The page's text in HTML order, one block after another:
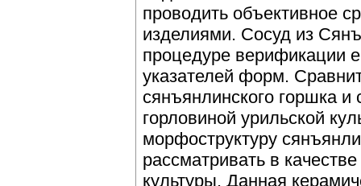
проводить объективное
изделиями. Сосуд из
процедуре верификации
указателей форм.
сянъянлинского горшка
горловиной урильской
морфоструктуру
рассматривать в
культуры. Данная